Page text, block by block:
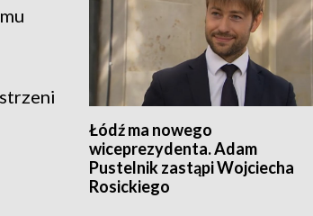
Łódź ma nowego
wiceprezydenta. Adam
Pustelnik zastąpi Wojciecha
Rosickiego